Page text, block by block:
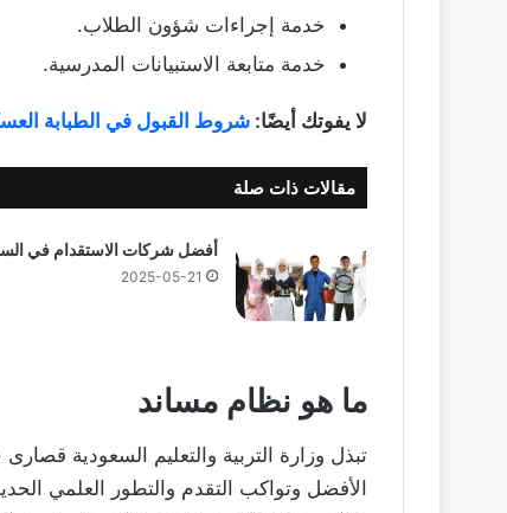
خدمة إجراءات شؤون الطلاب.
خدمة متابعة الاستبيانات المدرسية.
لا يفوتك أيضًا: شروط القبول في الطبابة
مقالات ذات صلة
أفضل شركات الاستقدام في
2025-05-21
ما هو نظام مساند
تبذل وزارة التربية والتعليم السعودية
الأفضل وتواكب التقدم والتطور العلمي